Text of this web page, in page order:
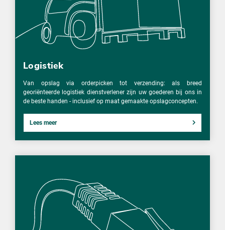
Logistiek
Van opslag via orderpicken tot verzending: als breed
georiënteerde logistiek dienstverlener zijn uw goederen bij ons in
de beste handen - inclusief op maat gemaakte opslagconcepten.
Lees meer